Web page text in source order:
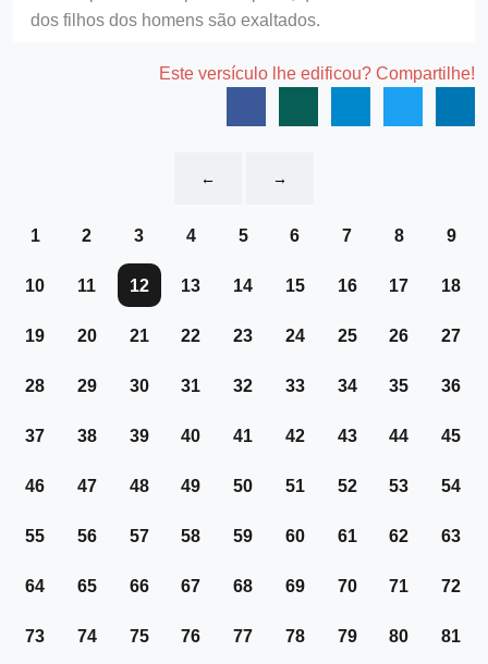
dos filhos dos homens são exaltados.
Este versículo lhe edificou? Compartilhe!
← →
1 2 3 4 5 6 7 8 9
10 11 12 13 14 15 16 17 18
19 20 21 22 23 24 25 26 27
28 29 30 31 32 33 34 35 36
37 38 39 40 41 42 43 44 45
46 47 48 49 50 51 52 53 54
55 56 57 58 59 60 61 62 63
64 65 66 67 68 69 70 71 72
73 74 75 76 77 78 79 80 81